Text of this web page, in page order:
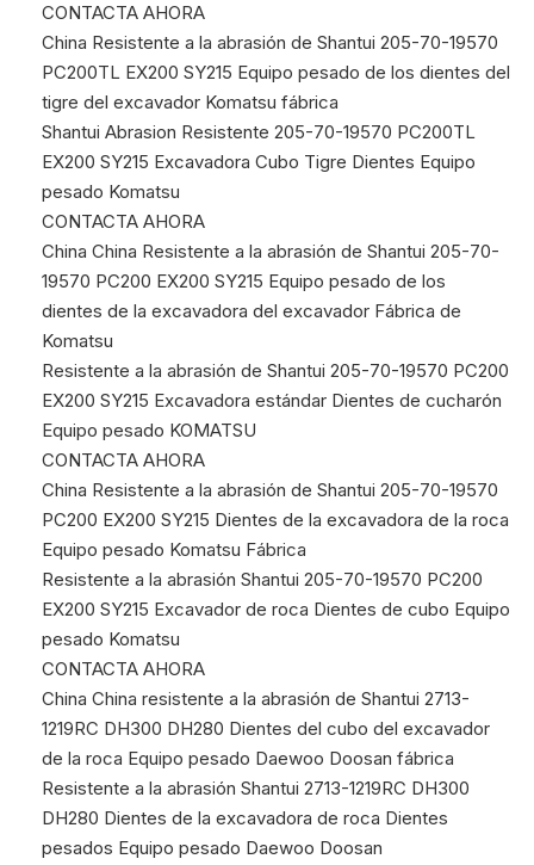
CONTACTA AHORA
China Resistente a la abrasión de Shantui 205-70-19570
PC200TL EX200 SY215 Equipo pesado de los dientes del
tigre del excavador Komatsu fábrica
Shantui Abrasion Resistente 205-70-19570 PC200TL
EX200 SY215 Excavadora Cubo Tigre Dientes Equipo
pesado Komatsu
CONTACTA AHORA
China China Resistente a la abrasión de Shantui 205-70-
19570 PC200 EX200 SY215 Equipo pesado de los
dientes de la excavadora del excavador Fábrica de
Komatsu
Resistente a la abrasión de Shantui 205-70-19570 PC200
EX200 SY215 Excavadora estándar Dientes de cucharón
Equipo pesado KOMATSU
CONTACTA AHORA
China Resistente a la abrasión de Shantui 205-70-19570
PC200 EX200 SY215 Dientes de la excavadora de la roca
Equipo pesado Komatsu Fábrica
Resistente a la abrasión Shantui 205-70-19570 PC200
EX200 SY215 Excavador de roca Dientes de cubo Equipo
pesado Komatsu
CONTACTA AHORA
China China resistente a la abrasión de Shantui 2713-
1219RC DH300 DH280 Dientes del cubo del excavador
de la roca Equipo pesado Daewoo Doosan fábrica
Resistente a la abrasión Shantui 2713-1219RC DH300
DH280 Dientes de la excavadora de roca Dientes
pesados ​​Equipo pesado Daewoo Doosan